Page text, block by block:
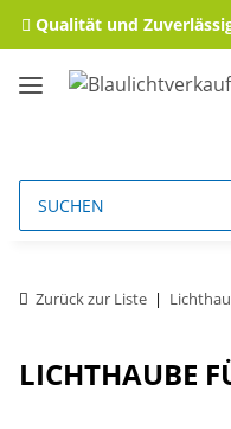
Qualität und
Zurück zur Liste
LICHTHAUBE